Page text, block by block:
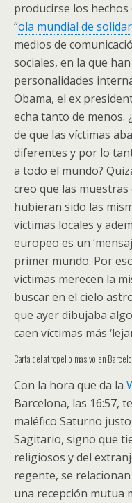
producirse los
“ola mundial de
medios de
sociales, en la que
personalidades
Obama, el ex
echa tanto de menos.
de que las víctimas
diferentes y por lo
a todo el mundo?
creo que las
hubieran sido las
víctimas locales y
europeo es un
primer mundo. Por
víctimas merecen la
buscar en el cielo
que ayer dibujaba
caen víctimas más
Carta del atropello masivo en
Con la hora que da la
Barcelona, las 16:57,
maléfico Saturno
Sagitario, signo que
religiosos y del
regente, se
una recepción mutua